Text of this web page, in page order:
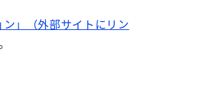
」（外部サイトにリン